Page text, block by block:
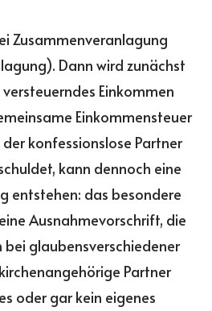
Zusammenveranlagung
Dann wird zunächst
Einkommen
Einkommensteuer
konfessionslose Partner
kann dennoch eine
entstehen: das besondere
Ausnahmevorschrift, die
bei glaubensverschiedener
Partner
oder gar kein eigenes